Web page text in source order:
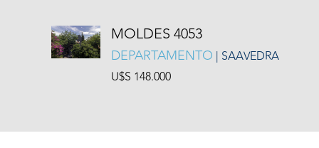
MOLDES 4053
DEPARTAMENTO | SAAVEDRA
U$S 148.000